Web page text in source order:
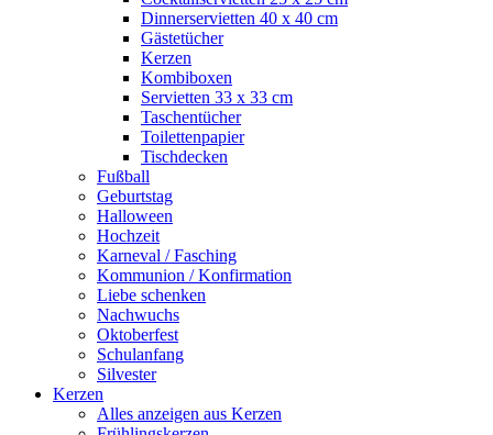
Dinnerservietten 40 x 40 cm
Gästetücher
Kerzen
Kombiboxen
Servietten 33 x 33 cm
Taschentücher
Toilettenpapier
Tischdecken
Fußball
Geburtstag
Halloween
Hochzeit
Karneval / Fasching
Kommunion / Konfirmation
Liebe schenken
Nachwuchs
Oktoberfest
Schulanfang
Silvester
Kerzen
Alles anzeigen aus Kerzen